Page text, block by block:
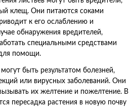
клещ. Они питаются соками
к его ослаблению и
обнаружения вредителей,
специальными средствами
помощи.
быть результатом болезней,
или вирусных заболеваний. Они
их желтение и пожелтение. В
пересадка растения в новую почву